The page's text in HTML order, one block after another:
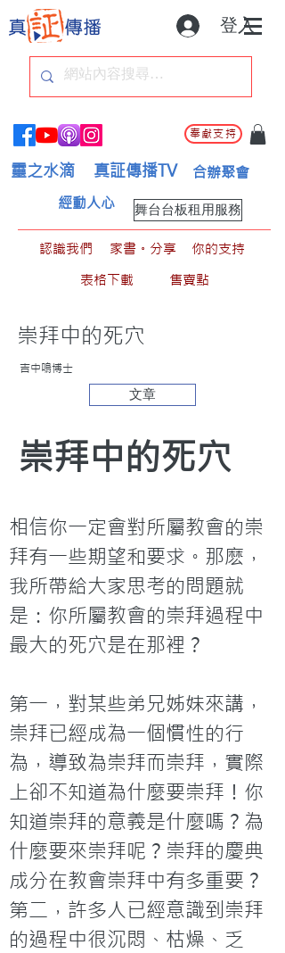
登入
奉獻支持
靈之水滴 真証傳播TV 合辦聚會
舞台台板租用服務
經動人心
認識我們 家書。分享
你的支持
表格下載
售賣點
崇拜中的死穴
吉中鳴博士
文章
崇拜中的死穴
相信你一定會對所屬教會的崇
拜有一些期望和要求。那麽，
我所帶給大家思考的問題就
是：你所屬教會的崇拜過程中
最大的死穴是在那裡？
第一，對某些弟兄姊妹來講，
崇拜已經成為一個慣性的行
為，導致為崇拜而崇拜，實際
上卻不知道為什麼要崇拜！你
知道崇拜的意義是什麼嗎？為
什麼要來崇拜呢？崇拜的慶典
成分在教會崇拜中有多重要？
第二，許多人已經意識到崇拜
的過程中很沉悶、枯燥、乏